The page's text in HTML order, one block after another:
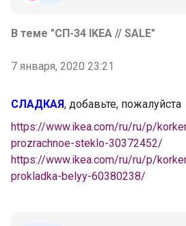
В теме "СП-34 IKEA // SALE"
7 января, 2020 23:21
СЛАДКАЯ, добавьте, пожалуйста
https://www.ikea.com/ru/ru/p/
prozrachnoe-steklo-30372452/
https://www.ikea.com/ru/ru/p/
prokladka-belyy-60380238/